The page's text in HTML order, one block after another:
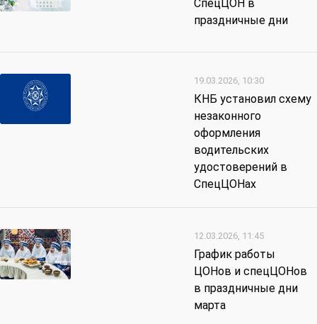
СпецЦОН в
праздничные дни
19.03.2026, 10:30
КНБ установил схему
незаконного
оформления
водительских
удостоверений в
СпецЦОНах
12.03.2026, 11:45
График работы
ЦОНов и спецЦОНов
в праздничные дни
марта